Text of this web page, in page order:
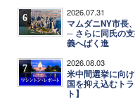
6 2026.07.31
マムダニNY市長
─ さらに同氏の
義へばく進
7 2026.08.03
米中間選挙に向
国を抑え込むト
ト】